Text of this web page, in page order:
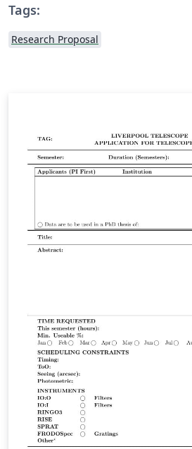
Tags:
Research Proposal